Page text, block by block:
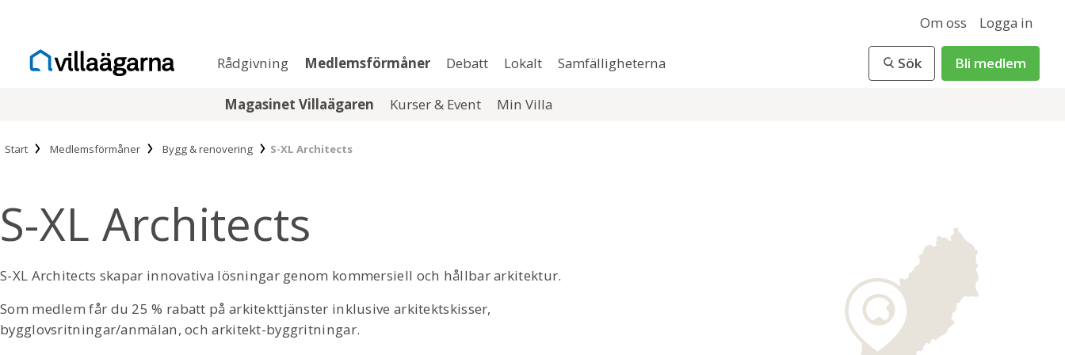
Om oss Logga in
Rådgivning Medlemsförmåner Debatt Lokalt Samfälligheterna Sök Bli medlem
Magasinet Villaägaren Kurser & Event Min Villa
Start Medlemsförmåner Bygg & renovering S-XL Architects
S-XL Architects
S-XL Architects skapar innovativa lösningar genom kommersiell och hållbar arkitektur.
Som medlem får du 25 % rabatt på arkitekttjänster inklusive arkitektskisser,
bygglovsritningar/anmälan, och arkitekt-byggritningar.